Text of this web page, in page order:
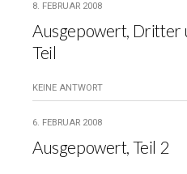
8. FEBRUAR 2008
Ausgepowert, Dritter
Teil
KEINE ANTWORT
6. FEBRUAR 2008
Ausgepowert, Teil 2